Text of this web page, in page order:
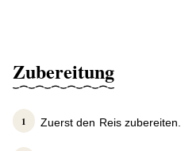
Zubereitung
Zuerst den Reis zubereiten.